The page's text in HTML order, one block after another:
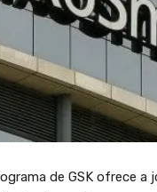
de GSK ofrece